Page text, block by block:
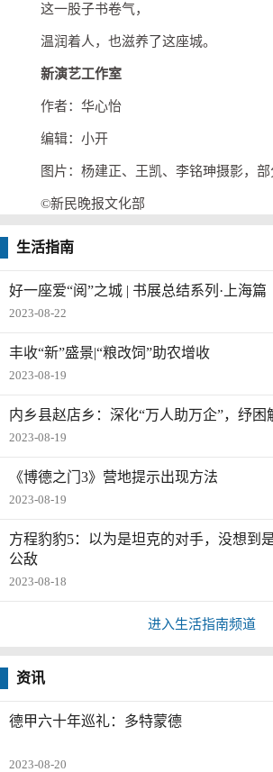
这一股子书卷气，
温润着人，也滋养了这座城。
新演艺工作室
作者：华心怡
编辑：小开
图片：杨建正、王凯、李铭珅摄影，
©新民晚报文化部
生活指南
好一座爱“阅”之城 | 书展总结系列·上海篇
2023-08-22
丰收“新”盛景|“粮改饲”助农增收
2023-08-19
内乡县赵店乡：深化“万人助万企”，纾困
2023-08-19
《博德之门3》营地提示出现方法
2023-08-19
方程豹豹5：以为是坦克的对手，没想到
公敌
2023-08-18
进入生活指南频道
资讯
德甲六十年巡礼：多特蒙德
2023-08-20